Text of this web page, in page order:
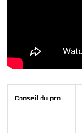
Conseil du pro